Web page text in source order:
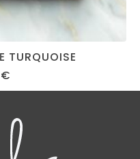
TURQUOISE
€